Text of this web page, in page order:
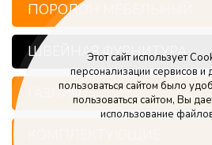
Этот сайт использует
персонализации сервисов и
пользоваться сайтом было
пользоваться сайтом, Вы
использование
ПОРОЛОН МЕБЕЛЬНЫЙ
ШВЕЙНАЯ ФУРНИТУРА
ГАЗЛИФТ